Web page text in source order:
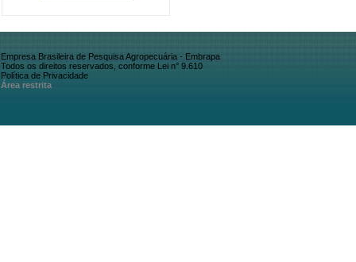
Empresa Brasileira de Pesquisa Agropecuária - Embrapa
Todos os direitos reservados, conforme Lei n° 9.610
Política de Privacidade
Área restrita